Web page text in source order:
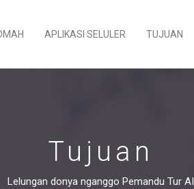
APLIKASI SELULER TUJUAN
Tujuan
Lelungan donya nganggo Pemandu Tur AI